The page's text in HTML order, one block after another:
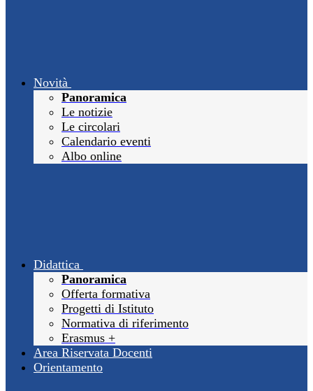
Novità
Panoramica
Le notizie
Le circolari
Calendario eventi
Albo online
Didattica
Panoramica
Offerta formativa
Progetti di Istituto
Normativa di riferimento
Erasmus +
Area Riservata Docenti
Orientamento